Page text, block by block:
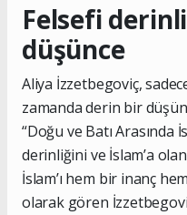
Felsefi
düşünce
Aliya İzzetbegoviç,
zamanda derin bir
“Doğu ve Batı Arasında
derinliğini ve İslam’a
İslam’ı hem bir inanç
olarak gören